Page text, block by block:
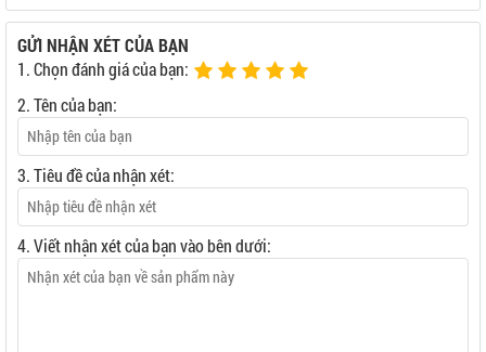
GỬI NHẬN XÉT CỦA BẠN
1. Chọn đánh giá của bạn:
2. Tên của bạn:
3. Tiêu đề của nhận xét:
4. Viết nhận xét của bạn vào bên dưới: